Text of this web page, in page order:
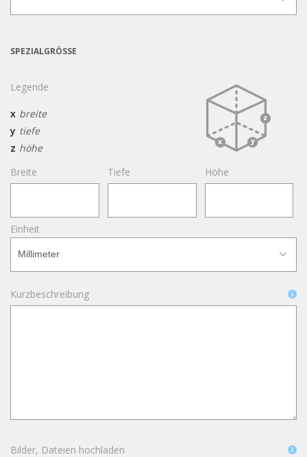
SPEZIALGRÖSSE
Legende
x breite
y tiefe
z höhe
Breite
Tiefe Höhe
Einheit
Kurzbeschreibung
Bilder, Dateien hochladen